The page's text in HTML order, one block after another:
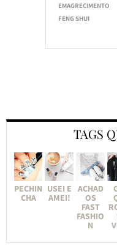
EMAGRECIMENTO
FENG SHUI
TAGS
PECHIN
CHA
USEI E
AMEI!
ACHAD
OS
FAST
FASHIO
N